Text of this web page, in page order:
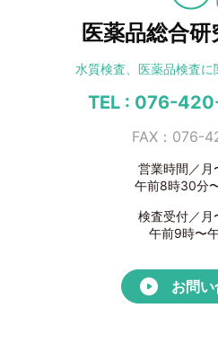
医薬品総合
水質検査、医薬品検査に
TEL : 076-
FAX：076-
営業時間／月
午前8時30分
検査受付／月
午前9時〜
お問